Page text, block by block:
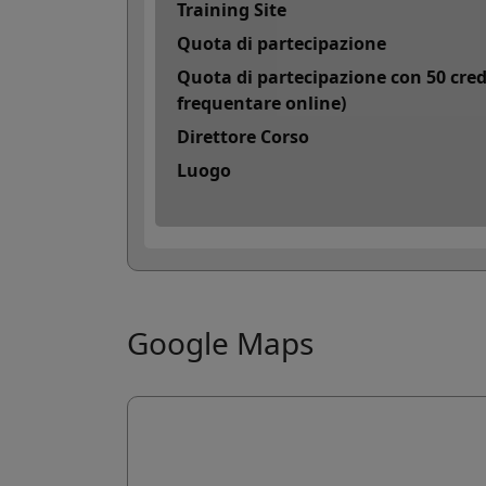
Training Site
Quota di partecipazione
Quota di partecipazione con 50
frequentare online)
Direttore Corso
Luogo
Google Maps
I
I